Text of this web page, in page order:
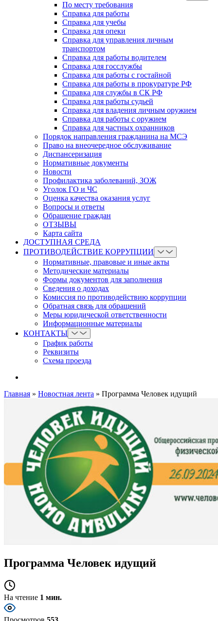
По месту требования
Справка для работы
Справка для учебы
Справка для опеки
Справка для управления личным
транспортом
Справка для работы водителем
Справка для госслужбы
Справка для работы с гостайной
Справка для работы в прокуратуре РФ
Справка для службы в СК РФ
Справка для работы судьей
Справка для владения личным оружием
Справка для работы с оружием
Справка для частных охранников
Порядок направления гражданина на МСЭ
Право на внеочередное обслуживание
Диспансеризация
Нормативные документы
Новости
Профилактика заболеваний, ЗОЖ
Уголок ГО и ЧС
Оценка качества оказания услуг
Вопросы и ответы
Обращение граждан
ОТЗЫВЫ
Карта сайта
ДОСТУПНАЯ СРЕДА
ПРОТИВОДЕЙСТВИЕ КОРРУПЦИИ
Нормативные, правовые и иные акты
Методические материалы
Формы документов для заполнения
Сведения о доходах
Комиссия по противодействию коррупции
Обратная связь для обращений
Меры юридической ответственности
Информационные материалы
КОНТАКТЫ
График работы
Реквизиты
Схема проезда
Главная » Новостная лента » Программа Человек идущий
Программа Человек идущий
На чтение 1 мин.